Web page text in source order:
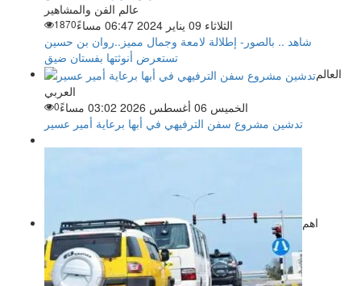
عالم الفن والمشاهير
الثلاثاء 09 يناير 2024 06:47 مساءً
1870
شاهد .. بالصور- إطلالة لامعة وجمال مميز..روان بن حسين
تستعرض أنوثتها بفستان ضيق
العالم
العربي
الخميس 06 أغسطس 2026 03:02 مساءً
0
تدشين مشروع سفن الترفيهي في أبها برعاية أمير عسير
اهم